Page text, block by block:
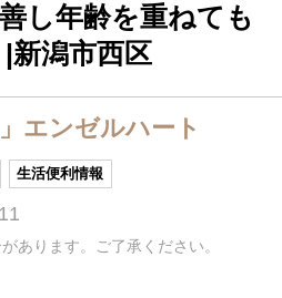
し年齢を重ねても
新潟市西区
エンゼルハート
生活便利情報
あります。ご了承ください。